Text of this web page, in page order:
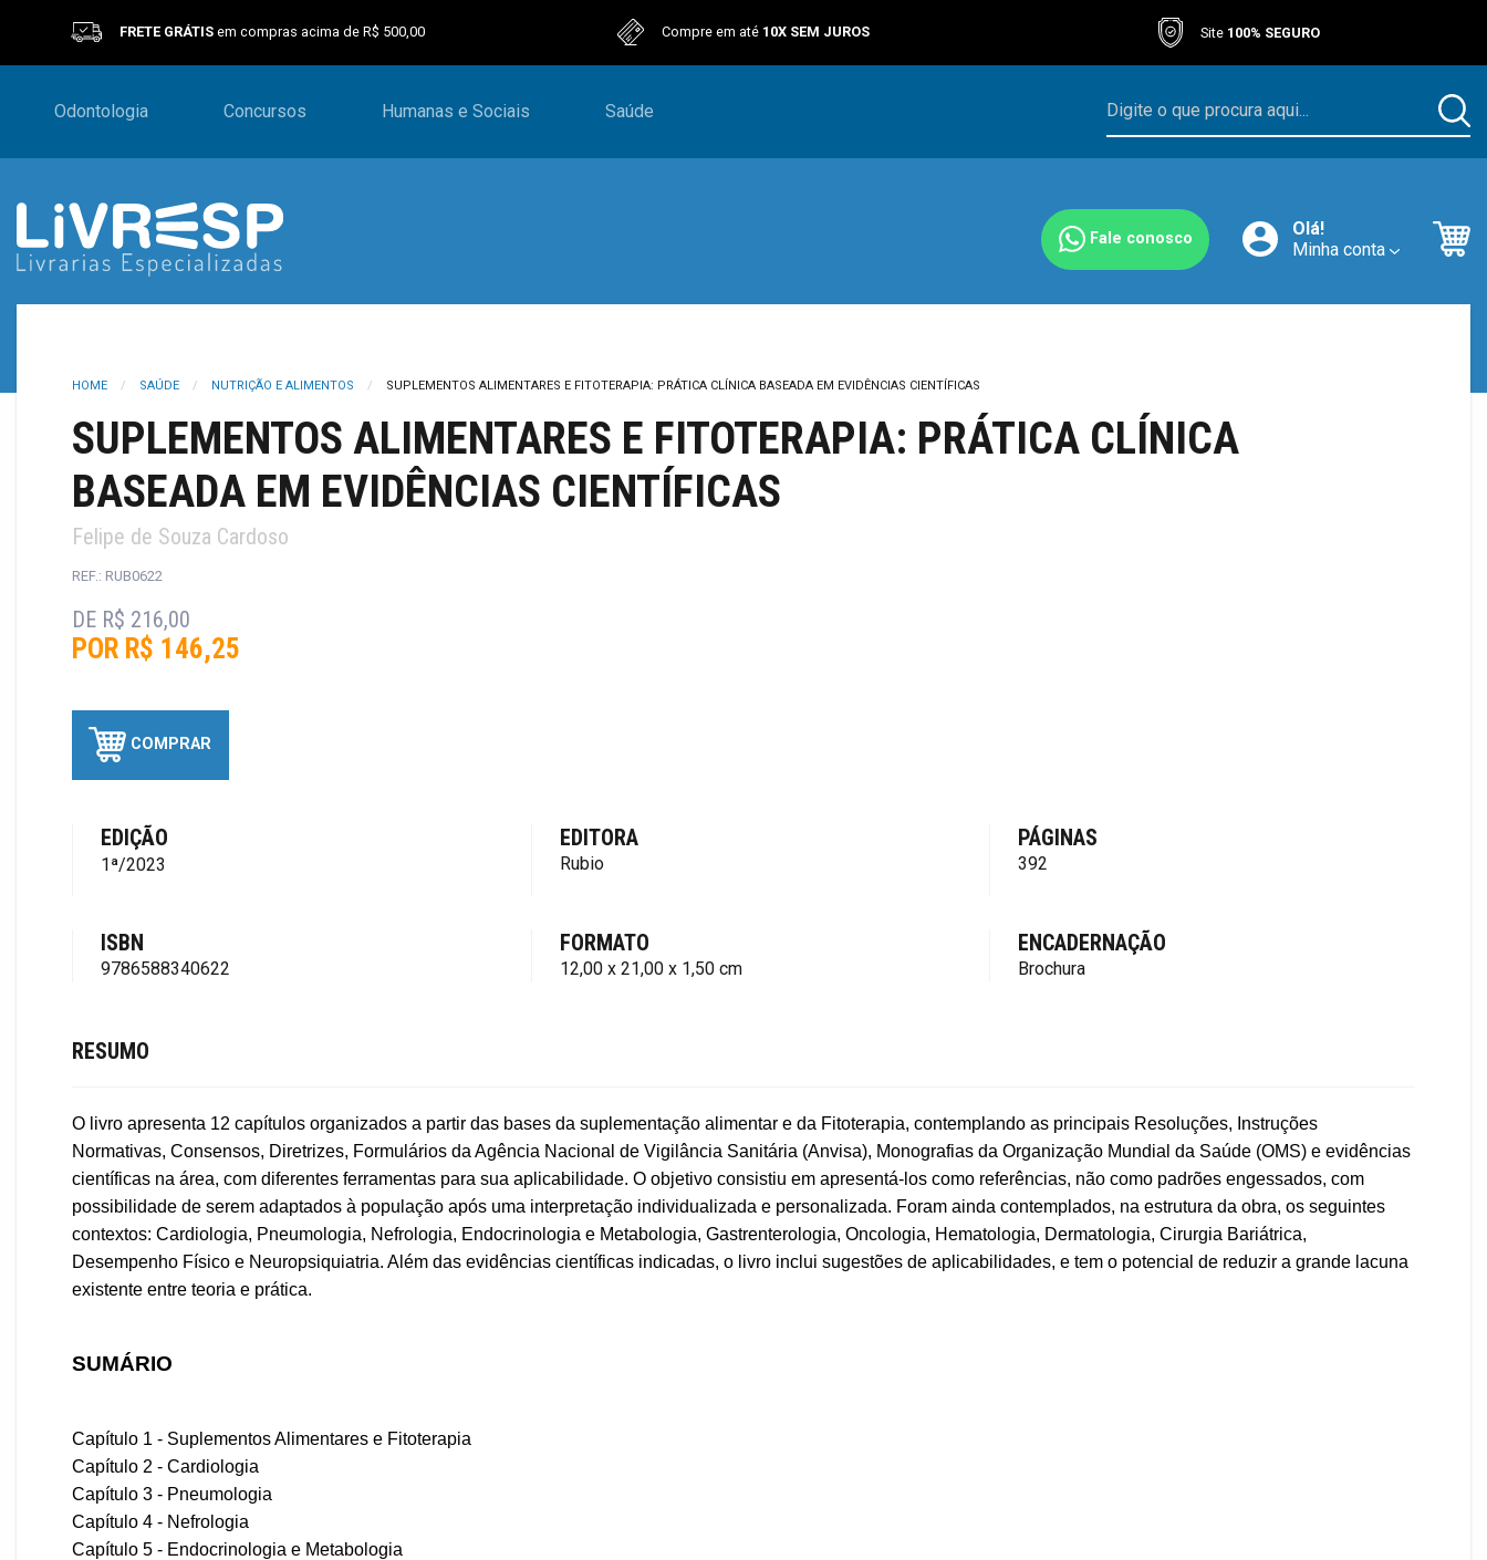
FRETE GRÁTIS em compras acima de R$ 500,00 Compre em até 10X SEM JUROS Site 100% SEGURO
Odontologia Concursos Humanas e Sociais Saúde
Fale conosco
Olá!
Minha conta
HOME SAÚDE NUTRIÇÃO E ALIMENTOS SUPLEMENTOS ALIMENTARES E FITOTERAPIA: PRÁTICA CLÍNICA BASEADA EM EVIDÊNCIAS CIENTÍFICAS
SUPLEMENTOS ALIMENTARES E FITOTERAPIA: PRÁTICA CLÍNICA
BASEADA EM EVIDÊNCIAS CIENTÍFICAS
Felipe de Souza Cardoso
REF.: RUB0622
DE R$ 216,00
POR R$ 146,25
COMPRAR
EDIÇÃO
1ª/2023
EDITORA
Rubio
PÁGINAS
392
ISBN
9786588340622
FORMATO
12,00 x 21,00 x 1,50 cm
ENCADERNAÇÃO
Brochura
RESUMO
O livro apresenta 12 capítulos organizados a partir das bases da suplementação alimentar e da Fitoterapia, contemplando as principais Resoluções, Instruções
Normativas, Consensos, Diretrizes, Formulários da Agência Nacional de Vigilância Sanitária (Anvisa), Monografias da Organização Mundial da Saúde (OMS) e evidências
científicas na área, com diferentes ferramentas para sua aplicabilidade. O objetivo consistiu em apresentá-los como referências, não como padrões engessados, com
possibilidade de serem adaptados à população após uma interpretação individualizada e personalizada. Foram ainda contemplados, na estrutura da obra, os seguintes
contextos: Cardiologia, Pneumologia, Nefrologia, Endocrinologia e Metabologia, Gastrenterologia, Oncologia, Hematologia, Dermatologia, Cirurgia Bariátrica,
Desempenho Físico e Neuropsiquiatria. Além das evidências científicas indicadas, o livro inclui sugestões de aplicabilidades, e tem o potencial de reduzir a grande lacuna
existente entre teoria e prática.
SUMÁRIO
Capítulo 1 - Suplementos Alimentares e Fitoterapia
Capítulo 2 - Cardiologia
Capítulo 3 - Pneumologia
Capítulo 4 - Nefrologia
Capítulo 5 - Endocrinologia e Metabologia